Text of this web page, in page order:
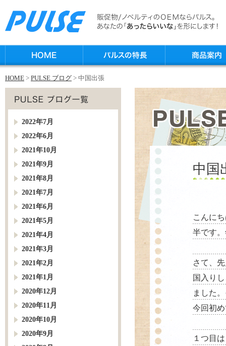
HOME > PULSE ブログ > 中国出張
2022年7月
2022年6月
2021年10月
2021年9月
2021年8月
2021年7月
2021年6月
2021年5月
2021年4月
2021年3月
2021年2月
2021年1月
2020年12月
2020年11月
2020年10月
2020年9月
中国
こんに
半です
さて、
国入り
ました
今回初
１つ目